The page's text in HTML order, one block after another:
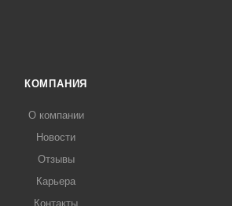
КОМПАНИЯ
О компании
Новости
Отзывы
Карьера
Контакты